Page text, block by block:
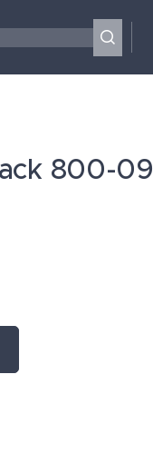
800-09